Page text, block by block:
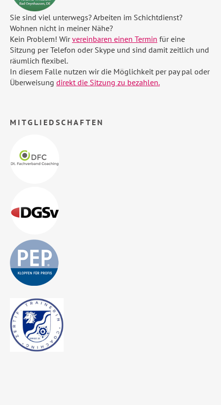
Sie sind viel unterwegs? Arbeiten im Schichtdienst?
Wohnen nicht in meiner Nähe?
Kein Problem! Wirvereinbaren einen Termin für eine
Sitzung per Telefon oder Skype und sind damit zeitlich und
räumlich flexibel.
In diesem Falle nutzen wir die Möglichkeit per pay pal oder
Überweisung direkt die Sitzung zu bezahlen.
MITGLIEDSCHAFTEN